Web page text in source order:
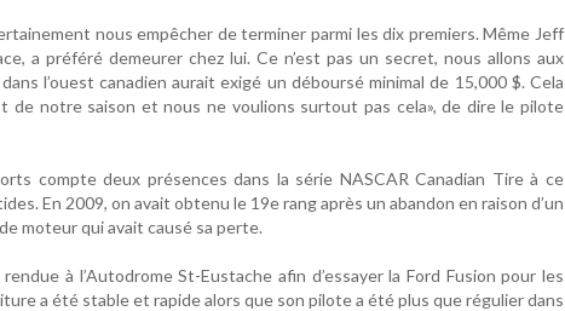
nous empêcher de terminer parmi les dix premiers. Même Jeff
a préféré demeurer chez lui. Ce n’est pas un secret, nous allons aux
l’ouest canadien aurait exigé un déboursé minimal de 15,000 $. Cela
notre saison et nous ne voulions surtout pas cela», de dire le pilote
compte deux présences dans la série NASCAR Canadian Tire à ce
En 2009, on avait obtenu le 19e rang après un abandon en raison d’un
moteur qui avait causé sa perte.
rendue à l’Autodrome St-Eustache afin d’essayer la Ford Fusion pour les
a été stable et rapide alors que son pilote a été plus que régulier dans